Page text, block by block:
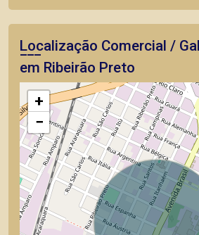
Localização Comercial /
em Ribeirão Preto
+
−